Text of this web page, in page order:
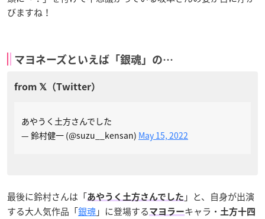
びますね！
マヨネーズといえば「銀魂」の…
あやうく土方さんでした
— 鈴村健一 (@suzu__kensan) May 15, 2022
最後に鈴村さんは「あやうく土方さんでした 」と、自身が出演
する大人気作品「銀魂」に登場する マヨラーキャラ・ 土方十四